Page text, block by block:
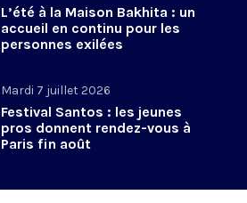
L’été à la Maison Bakhita : un
accueil en continu pour les
personnes exilées
Mardi 7 juillet 2026
Festival Santos : les jeunes
pros donnent rendez-vous à
Paris fin août